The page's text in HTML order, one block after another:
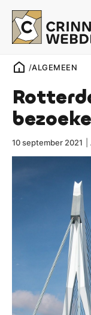
/ALGEMEEN
10 september 2021